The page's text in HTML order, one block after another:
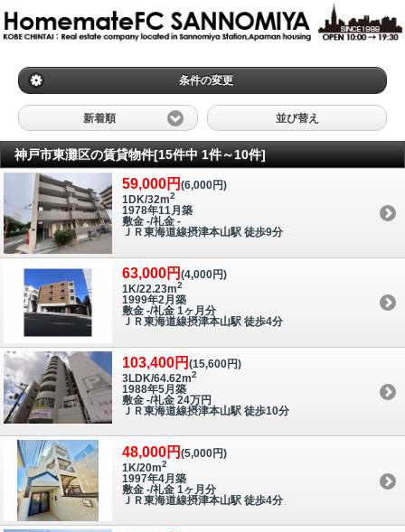
条件の変更
新着順 並び替え
神戸市東灘区の賃貸物件[15件中 1件～10件]
59,000円 (6,000円)
1DK/32m2
1978年11月築
敷金 -/礼金 -
ＪＲ東海道線摂津本山駅 徒歩9分
63,000円 (4,000円)
1K/22.23m2
1999年2月築
敷金 -/礼金 1ヶ月分
ＪＲ東海道線摂津本山駅 徒歩4分
103,400円 (15,600円)
3LDK/64.62m2
1988年5月築
敷金 -/礼金 24万円
ＪＲ東海道線摂津本山駅 徒歩10分
48,000円 (5,000円)
1K/20m2
1997年4月築
敷金 -/礼金 1ヶ月分
ＪＲ東海道線摂津本山駅 徒歩4分